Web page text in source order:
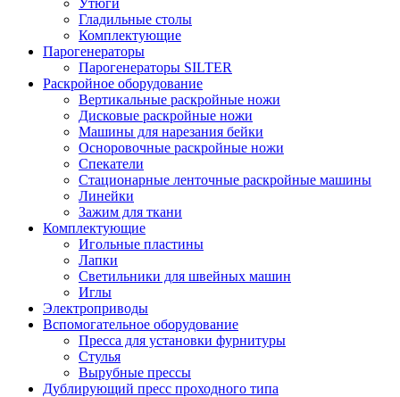
Утюги
Гладильные столы
Комплектующие
Парогенераторы
Парогенераторы SILTER
Раскройное оборудование
Вертикальные раскройные ножи
Дисковые раскройные ножи
Машины для нарезания бейки
Осноровочные раскройные ножи
Спекатели
Стационарные ленточные раскройные машины
Линейки
Зажим для ткани
Комплектующие
Игольные пластины
Лапки
Светильники для швейных машин
Иглы
Электроприводы
Вспомогательное оборудование
Пресса для установки фурнитуры
Стулья
Вырубные прессы
Дублирующий пресс проходного типа